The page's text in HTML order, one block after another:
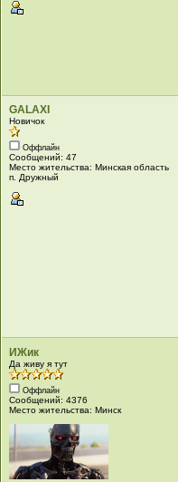
GALAXI
Новичок
Оффлайн
Сообщений: 47
Место жительства: Минская область
п. Дружный
ИЖик
Да живу я тут
Оффлайн
Сообщений: 4376
Место жительства: Минск